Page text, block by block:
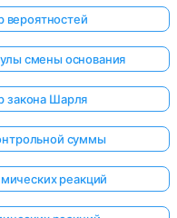
вероятностей
смены основания
закона Шарля
суммы
реакций